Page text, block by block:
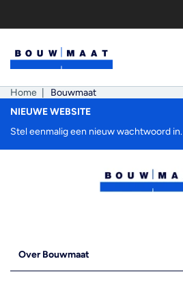
inhoud
Home
Bouwmaat
NIEUWE WEBSITE
Stel eenmalig een nieuw wachtwoord in.
Over Bouwmaat